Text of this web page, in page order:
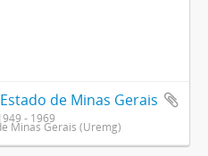
de Minas Gerais
- 1969
Minas Gerais (Uremg)